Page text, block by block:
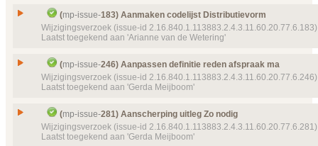
Prioriteit
normaal
Object(en)
Doel van verwijzing ontbreekt mp-
22273 (2016‑02‑18 11:06:23) Toelichting
9069
16:34:05) Toelichting
TemplateMP CDA Aanvullende gebruiksinstructie
template-9085 (2016‑06‑21 11:48:18)
Issue
ATC onterecht genoemd als toegestane product
bouwstenen
mp-issue-362
Status
Gesloten, toegekend
Prioriteit
normaal
Object(en)
IssueProduct code: meerdere toestaan
Details
Klik hier voor alle issuedetails
(mp-issue-183) Aanmaken codelijst Distributievorm
Wijzigingsverzoek (issue-id 2.16.840.1.113883.2.4.3.11.60.20.77.6.183)
Laatst toegekend aan 'Arianne van de Wetering'
Issue
Aanmaken codelijst Distributievorm
mp-issue-183
Wijzigingsverzoek
Gesloten, toegekend
Prioriteit
normaal
Object(en)
TemplateDistributievorm
(mp-issue-246) Aanpassen definitie reden afspraak ma
Wijzigingsverzoek (issue-id 2.16.840.1.113883.2.4.3.11.60.20.77.6.246)
Laatst toegekend aan 'Gerda Meijboom'
Issue
Aanpassen definitie reden afspraak ma
mp-issue-246
Wijzigingsverzoek
(mp-issue-281) Aanscherping uitleg Zo nodig
Wijzigingsverzoek (issue-id 2.16.840.1.113883.2.4.3.11.60.20.77.6.281)
Laatst toegekend aan 'Gerda Meijboom'